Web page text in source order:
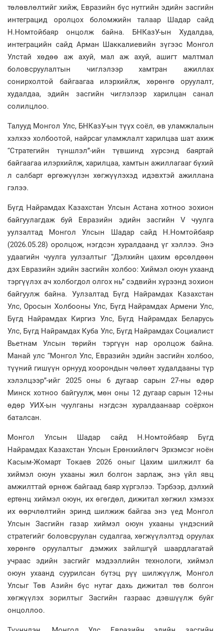
төлөвлөлтийг хийж, Евразийн бүс нутгийн эдийн засгийн
интеграцид оролцох боломжийн талаар Шадар сайд
Н.Номтойбаяр онцолж байна. БНКазУ-ын Худалдаа,
интеграцийн сайд Арман Шаккалиевийн зүгээс Монгол
Улстай хөдөө аж ахуй, мал аж ахуй, ашигт малтмал
боловсруулалтын чиглэлээр хамтран ажиллах
сонирхолтой байгаагаа илэрхийлж, хөрөнгө оруулалт,
худалдаа, эдийн засгийн чиглэлээр харилцан санал
солилцлоо.
Талууд Монгол Улс, БНКазУ-ын түүх соёл, өв уламжлалын
хэлхээ холбоотой, найрсаг уламжлалт харилцаа шат ахиж
“Стратегийн түншлэл”-ийн түвшинд хүрсэнд баяртай
байгаагаа илэрхийлж, харилцаа, хамтын ажиллагааг бүхий
л салбарт өргөжүүлэн хөгжүүлэхэд идэвхтэй ажиллана
гэлээ.
Бүгд Найрамдах Казахстан Улсын Астана хотноо зохион
байгуулагдаж буй Евразийн эдийн засгийн V чуулга
уулзалтад Монгол Улсын Шадар сайд Н.Номтойбаяр
(2026.05.28) оролцож, нэгдсэн хуралдаанд үг хэллээ. Энэ
удаагийн чуулга уулзалтыг “Дэлхийн цахим өрсөлдөөн
дэх Евразийн эдийн засгийн холбоо: Хиймэл оюун ухаанд
тэргүүлэх ач холбогдол олгох нь” сэдвийн хүрээнд зохион
байгуулж байна. Уулзалтад Бүгд Найрамдах Казахстан
Улс, Оросын Холбооны Улс, Бүгд Найрамдах Армени Улс,
Бүгд Найрамдах Киргиз Улс, Бүгд Найрамдах Беларусь
Улс, Бүгд Найрамдах Куба Улс, Бүгд Найрамдах Социалист
Вьетнам Улсын төрийн тэргүүн нар оролцож байна.
Манай улс “Монгол Улс, Евразийн эдийн засгийн холбоо,
түүний гишүүн орнууд хоорондын чөлөөт худалдааны түр
хэлэлцээр”-ийг 2025 оны 6 дугаар сарын 27-ны өдөр
Минск хотноо байгуулж, мөн оны 12 дугаар сарын 12-ны
өдөр УИХ-ын чуулганы нэгдсэн хуралдаанаар соёрхон
баталсан.
Монгол Улсын Шадар сайд Н.Номтойбаяр Бүгд
Найрамдах Казахстан Улсын Ерөнхийлөгч Эрхэмсэг ноён
Касым-Жомарт Токаев 2026 оныг Цахим шилжилт ба
хиймэл оюун ухааны жил болгон зарлаж, энэ үйл явц
амжилттай өрнөж байгаад баяр хүргэлээ. Тэрбээр, дэлхий
ертөнц хиймэл оюун, их өгөгдөл, дижитал хөгжил хэмээх
их өөрчлөлтийн эринд шилжиж байгаа энэ үед Монгол
Улсын Засгийн газар хиймэл оюун ухааны үндэсний
стратегийг боловсруулан судалгаа, хөгжүүлэлтэд оруулах
хөрөнгө оруулалтыг дэмжих зайлшгүй шаардлагатай
учраас эдийн засгийг мэдээллийн технологи, хиймэл
оюун ухаанд суурилсан бүтэц рүү шилжүүлж, Монгол
Улсыг Төв Азийн бүс нутаг дахь дижитал төв болгон
хөгжүүлэх зорилтыг Засгийн газраас дэвшүүлж буйг
онцоллоо.